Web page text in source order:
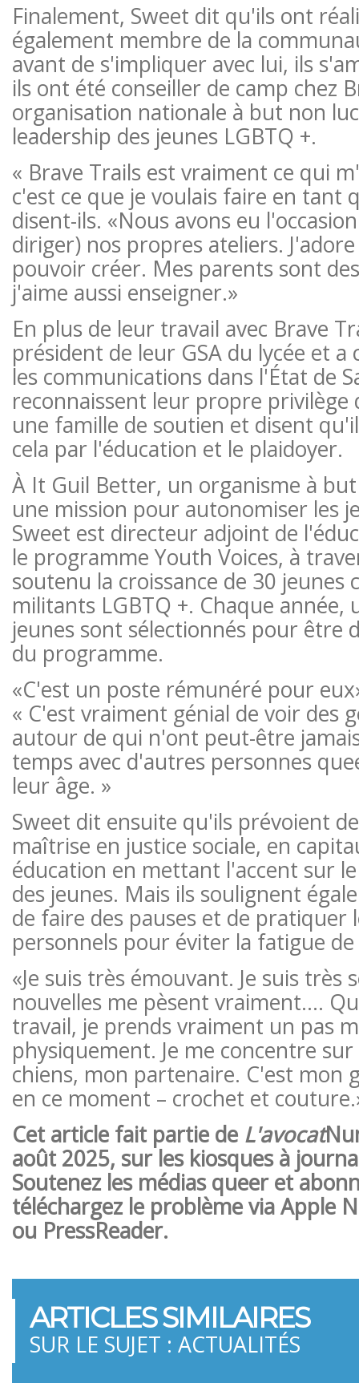
Finalement, Sweet dit qu'ils ont
également membre de la
avant de s'impliquer avec lui, ils
ils ont été conseiller de camp chez
organisation nationale à but non
leadership des jeunes LGBTQ +.
« Brave Trails est vraiment ce qui
c'est ce que je voulais faire en tant
disent-ils. «Nous avons eu
diriger) nos propres ateliers.
pouvoir créer. Mes parents sont
j'aime aussi enseigner.»
En plus de leur travail avec Brave
président de leur GSA du lycée et
les communications dans l'État de
reconnaissent leur propre privilège
une famille de soutien et disent
cela par l'éducation et le plaidoyer.
À It Guil Better, un organisme à
une mission pour autonomiser les
Sweet est directeur adjoint de
le programme Youth Voices, à
soutenu la croissance de 30 jeunes
militants LGBTQ +. Chaque année,
jeunes sont sélectionnés pour être
du programme.
«C'est un poste rémunéré pour
« C'est vraiment génial de voir des
autour de qui n'ont peut-être
temps avec d'autres personnes
leur âge. »
Sweet dit ensuite qu'ils prévoient
maîtrise en justice sociale, en
éducation en mettant l'accent sur
des jeunes. Mais ils soulignent
de faire des pauses et de pratiquer
personnels pour éviter la fatigue
«Je suis très émouvant. Je suis très
nouvelles me pèsent vraiment.…
travail, je prends vraiment un pas
physiquement. Je me concentre
chiens, mon partenaire. C'est mon
en ce moment – crochet et
Cet article fait partie de L'avocat
août 2025, sur les kiosques à
Soutenez les médias queer et
téléchargez le problème via Apple
ou PressReader.
ARTICLES SIMILAIRES
SUR LE SUJET : ACTUALITÉS